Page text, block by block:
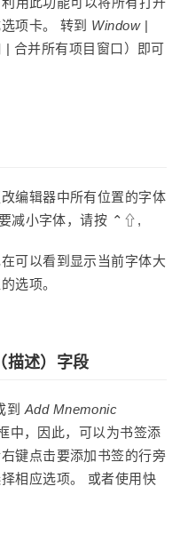
项卡。 转到 Window|
| 合并所有项目窗口）即可
编辑器中所有位置的字体
减小字体，请按 ⌃⇧,
可以看到显示当前字体大
选项。
述）字段
到 Add Mnemonic
中，因此，可以为书签添
键点击要添加书签的行旁
相应选项。 或者使用快